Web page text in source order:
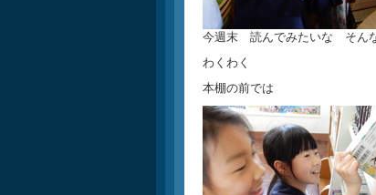
今週末 読んでみたいな そん
わくわく
本棚の前では